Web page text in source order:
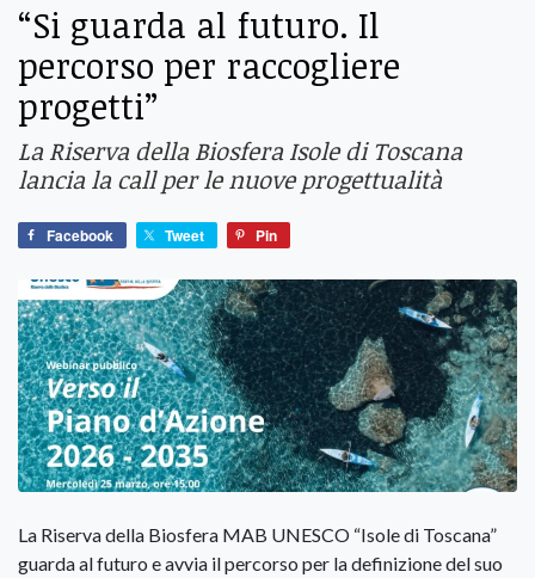
“Si guarda al futuro. Il
percorso per raccogliere
progetti”
La Riserva della Biosfera Isole di Toscana
lancia la call per le nuove progettualità
Facebook Tweet Pin
La Riserva della Biosfera MAB UNESCO “Isole di Toscana”
guarda al futuro e avvia il percorso per la definizione del suo